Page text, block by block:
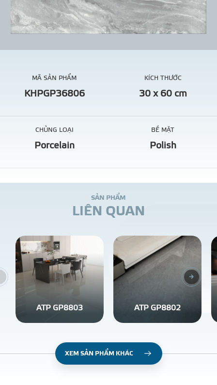
TIN CHUYÊN MÔN
MÃ SẢN PHẨM
KHPGP36806
KÍCH THƯỚC
30 x 60 cm
CHỦNG LOẠI
Porcelain
BỀ MẶT
Polish
SẢN PHẨM
LIÊN QUAN
ATP GP8803 ATP GP8802
XEM SẢN PHẨM KHÁC